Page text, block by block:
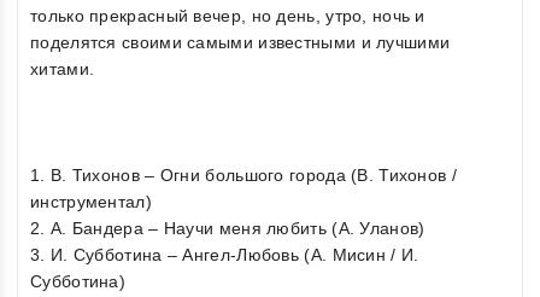
только прекрасный вечер, но день, утро, ночь и
поделятся своими самыми известными и лучшими
хитами.
1. В. Тихонов – Огни большого города (В. Тихонов /
инструментал)
2. А. Бандера – Научи меня любить (А. Уланов)
3. И. Субботина – Ангел-Любовь (А. Мисин / И.
Субботина)